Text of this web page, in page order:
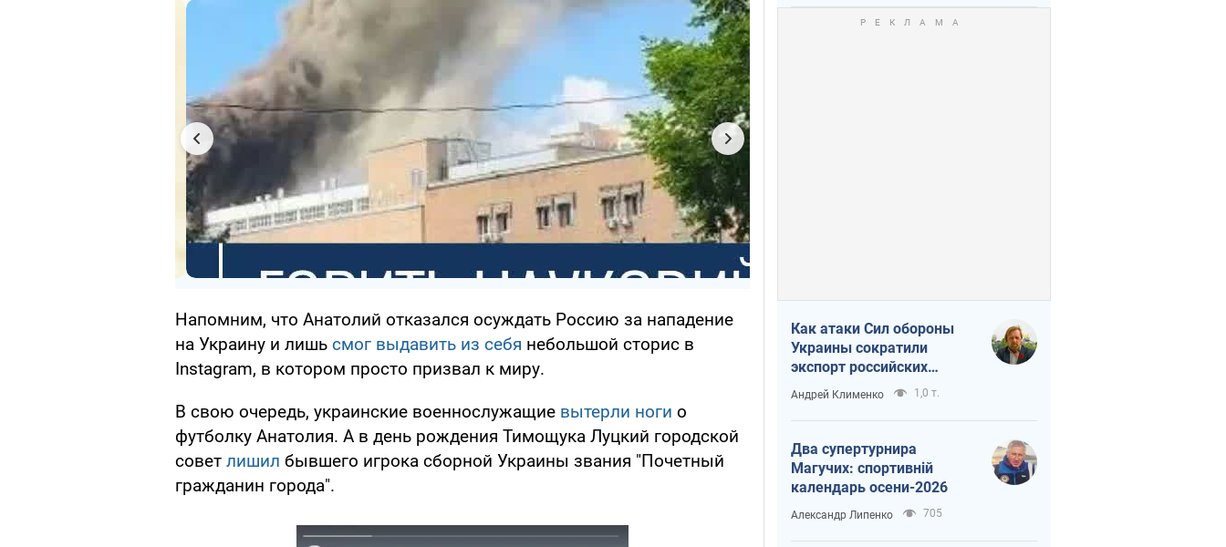
Напомним, что Анатолий отказался осуждать Россию за нападение
на Украину и лишь смог выдавить из себя небольшой сторис в
Instagram, в котором просто призвал к миру.
В свою очередь, украинские военнослужащие вытерли ноги о
футболку Анатолия. А в день рождения Тимощука Луцкий городской
совет лишил бывшего игрока сборной Украины звания "Почетный
гражданин города".
Как атаки Сил обороны
Украины сократили
экспорт российских
нефтепродуктов
Андрей Клименко 1,0 т.
Два супертурнира
Магучих: спортивній
календарь осени-2026
Александр Липенко 705